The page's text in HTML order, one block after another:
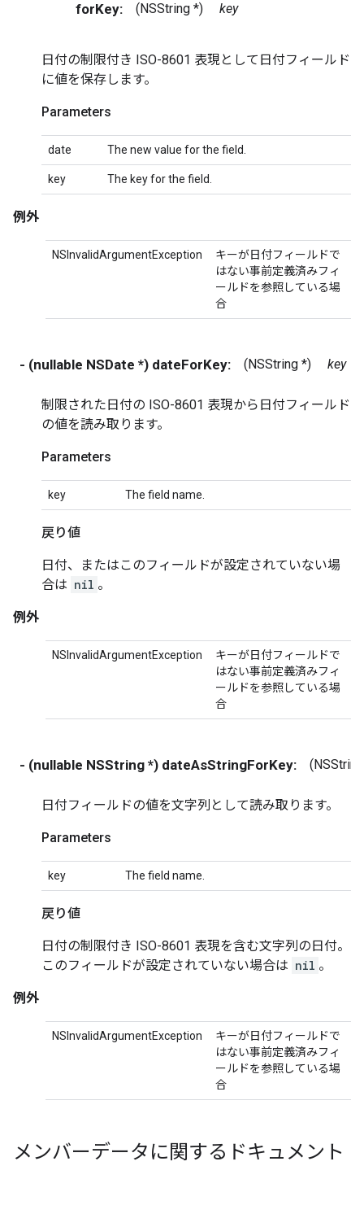
forKey: (NSString *) key
日付の制限付き ISO-8601 表現として日付フィールド
に値を保存します。
Parameters
date The new value for the field.
key The key for the field.
例外
NSInvalidArgumentException
キーが日付フィールドで
はない事前定義済みフィ
ールドを参照している場
合
- (nullable NSDate *) dateForKey: (NSString *) key
制限された日付の ISO-8601 表現から日付フィールド
の値を読み取ります。
Parameters
key The field name.
戻り値
日付、またはこのフィールドが設定されていない場
合は nil 。
例外
NSInvalidArgumentException
キーが日付フィールドで
はない事前定義済みフィ
ールドを参照している場
合
- (nullable NSString *) dateAsStringForKey:
日付フィールドの値を文字列として読み取ります。
Parameters
key The field name.
戻り値
日付の制限付き ISO-8601 表現を含む文字列の日付。
このフィールドが設定されていない場合は nil 。
例外
NSInvalidArgumentException
キーが日付フィールドで
はない事前定義済みフィ
ールドを参照している場
合
メンバーデータに関するドキュメント